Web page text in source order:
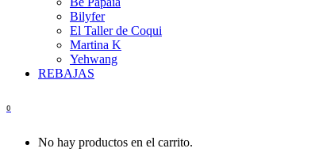
Bilyfer
El Taller de Coqui
Martina K
Yehwang
REBAJAS
0
No hay productos en el carrito.